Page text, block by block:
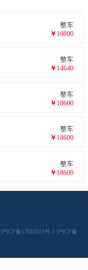
整车
￥ 10800
整车
￥ 14640
整车
￥ 18600
整车
￥ 18600
整车
￥ 18600
沪ICP备17016513号-1 沪ICP备